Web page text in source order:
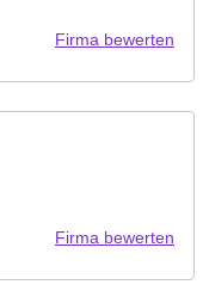
Firma bewerten
Firma bewerten